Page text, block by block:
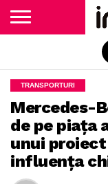
TRANSPORTURI
Mercedes-
de pe piaţa
unui
influenţa